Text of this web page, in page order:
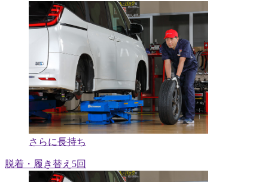
さらに長持ち
脱着・履き替え5回